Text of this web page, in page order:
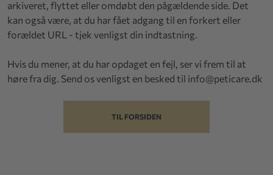
arkiveret, flyttet eller omdøbt den pågældende side. Det
kan også være, at du har fået adgang til en forkert eller
forældet URL - tjek venligst din indtastning.
Hvis du mener, at du har opdaget en fejl, ser vi frem til at
høre fra dig. Send os venligst en besked til info@peticare.dk
TIL FORSIDEN